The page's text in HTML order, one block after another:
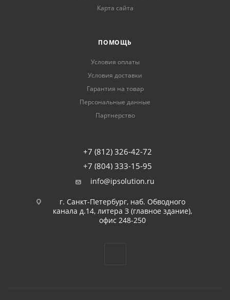
Карта сайта
ПОМОЩЬ
Условия оплаты
Условия доставки
Гарантия на товар
Персональные данные
Партнерство
+7 (812) 326-42-72
+7 (804) 333-15-95
info@ipsolution.ru
г. Санкт-Петербург, наб. Обводного
канала д.14, литера З (главное здание),
офис 248-250